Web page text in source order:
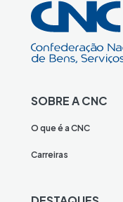
SOBRE A CNC
O que é a CNC
Carreiras